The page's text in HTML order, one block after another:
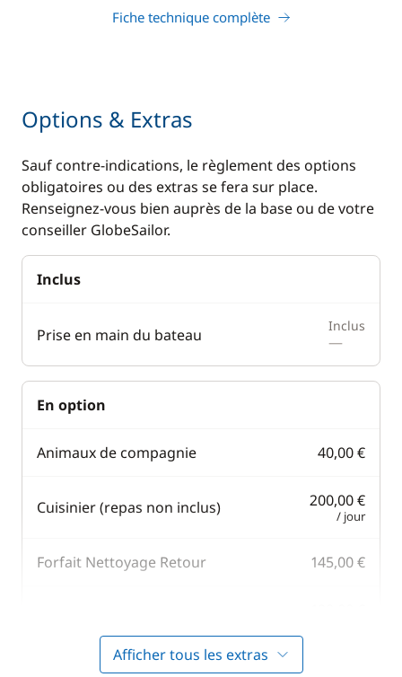
Fiche technique complète
Options & Extras
Sauf contre-indications, le règlement des options
obligatoires ou des extras se fera sur place.
Renseignez-vous bien auprès de la base ou de votre
conseiller GlobeSailor.
Inclus
Prise en main du bateau Inclus
—
En option
Animaux de compagnie 40,00 €
Cuisinier (repas non inclus) 200,00 €
/ jour
Forfait Nettoyage Retour 145,00 €
Afficher tous les extras